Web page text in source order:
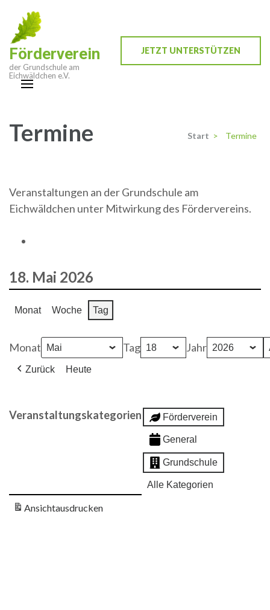
Inhalt
springen
(Enter
drücken)
Förderverein
der Grundschule am
Eichwäldchen e.V.
JETZT UNTERSTÜTZEN
Termine Start > Termine
Veranstaltungen an der Grundschule am
Eichwäldchen unter Mitwirkung des Fördervereins.
18. Mai 2026
Monat Woche Tag
Monat Tag Jahr
Zurück Heute
Veranstaltungskategorien Förderverein
General
Grundschule
Alle Kategorien
Ansichtausdrucken